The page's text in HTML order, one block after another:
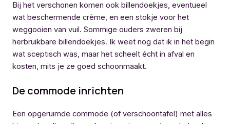
Bij het verschonen komen ook billendoekjes, eventueel
wat beschermende crème, en een stokje voor het
weggooien van vuil. Sommige ouders zweren bij
herbruikbare billendoekjes. Ik weet nog dat ik in het begin
wat sceptisch was, maar het scheelt écht in afval en
kosten, mits je ze goed schoonmaakt.
De commode inrichten
Een opgeruimde commode (of verschoontafel) met alles